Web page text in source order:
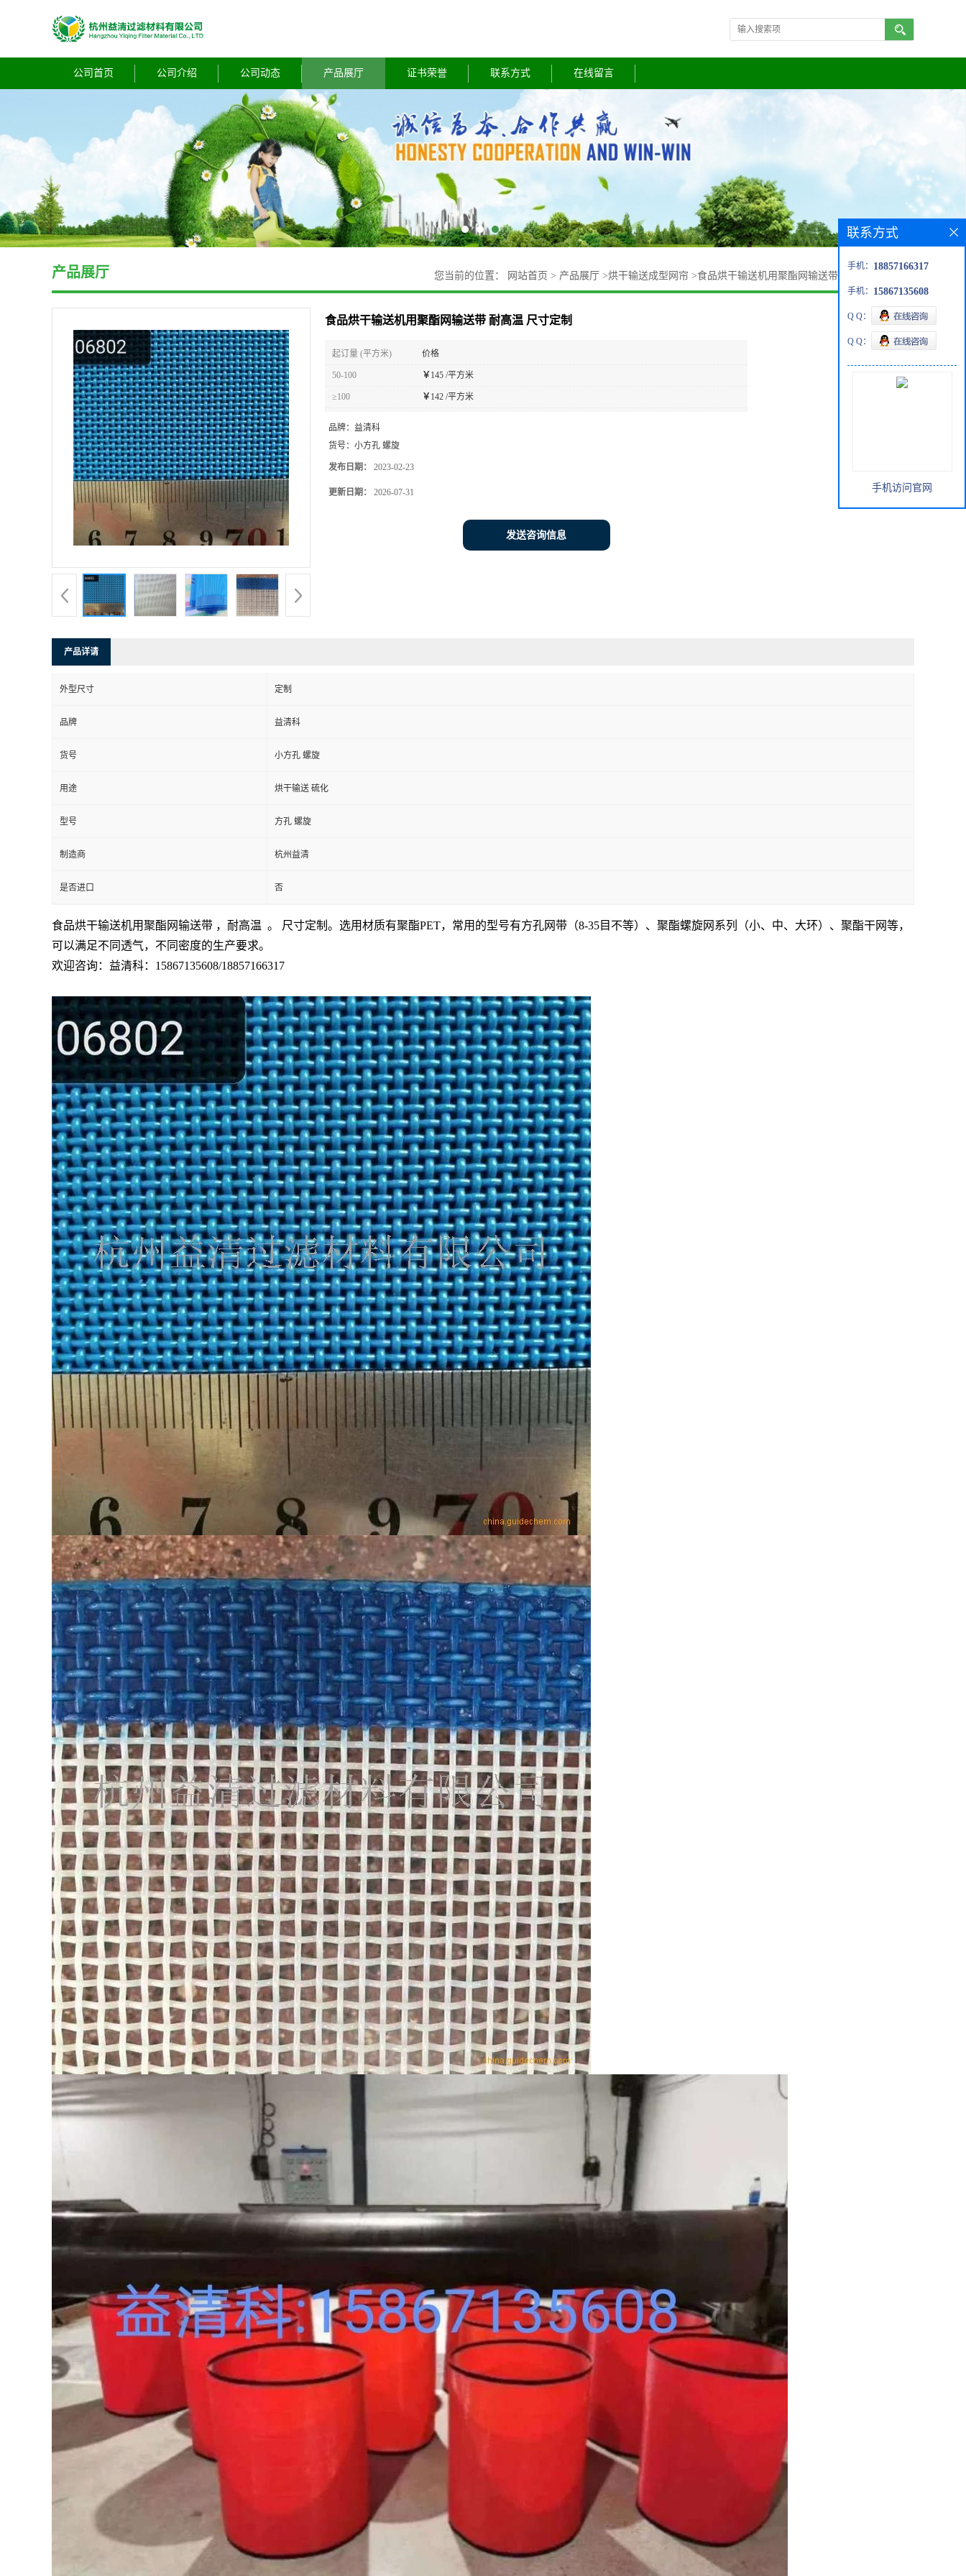
公司首页 公司介绍 公司动态 产品展厅 证书荣誉 联系方式 在线留言
产品展厅 您当前的位置： 网站首页 > 产品展厅 >烘干输送成型网帘 >食品烘干输送机用聚酯网输送带 耐高温 尺寸定制
食品烘干输送机用聚酯网输送带 耐高温 尺寸定制
起订量 (平方米) 价格
50-100 ￥ 145 /平方米
≥100 ￥ 142 /平方米
品牌： 益清科
货号： 小方孔 螺旋
发布日期： 2023-02-23
更新日期： 2026-07-31
发送咨询信息
产品详请
外型尺寸 定制
品牌 益清科
货号 小方孔 螺旋
用途 烘干输送 硫化
型号 方孔 螺旋
制造商 杭州益清
是否进口 否
食品烘干输送机用聚酯网输送带 ，耐高温 。 尺寸定制 。选用材质有聚酯PET，常用的型号有方孔网带（8-35目不等）、聚酯螺旋网系列（小、中、大环）、聚酯干网等，
可以满足不同透气，不同密度的生产要求。
欢迎咨询：益清科：15867135608/18857166317
联系方式
手机： 18857166317
手机： 15867135608
Q Q：
Q Q：
手机访问官网